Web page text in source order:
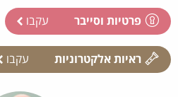
פרטיות וסייבר עקבו
ראיות אלקטרוניות עקבו